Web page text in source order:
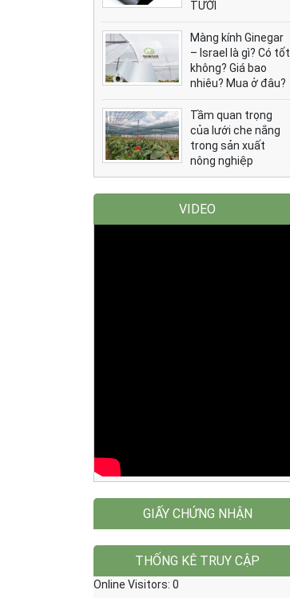
TƯỚI
Màng kính Ginegar
– Israel là gì? Có tốt
không? Giá bao
nhiêu? Mua ở đâu?
Tầm quan trọng
của lưới che nắng
trong sản xuất
nông nghiệp
VIDEO
GIẤY CHỨNG NHẬN
THỐNG KÊ TRUY CẬP
Online Visitors: 0